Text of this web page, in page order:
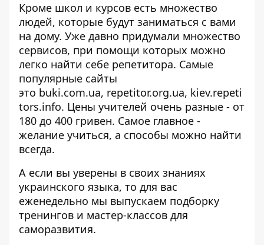
Кроме школ и курсов есть множество
людей, которые будут заниматься с вами
на дому. Уже давно придумали множество
сервисов, при помощи которых можно
легко найти себе репетитора. Самые
популярные сайты
это buki.com.ua, repetitor.org.ua, kiev.repeti
tors.info. Цены учителей очень разные - от
180 до 400 гривен. Самое главное -
желание учиться, а способы можно найти
всегда.
А если вы уверены в своих знаниях
украинского языка, то для вас
еженедельно мы выпускаем подборку
тренингов и мастер-классов для
саморазвития.